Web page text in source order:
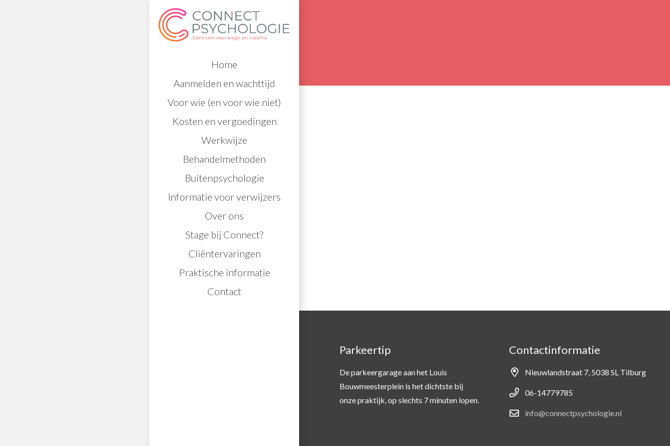
Home
Aanmelden en wachttijd
Voor wie (en voor wie niet)
Kosten en vergoedingen
Werkwijze
Behandelmethoden
Buitenpsychologie
Informatie voor verwijzers
Over ons
Stage bij Connect?
Cliëntervaringen
Praktische informatie
Contact
Parkeertip
De parkeergarage aan het Louis
Bouwmeesterplein is het dichtste bij
onze praktijk, op slechts 7 minuten lopen.
Contactinformatie
Nieuwlandstraat 7, 5038 SL Tilburg
06-14779785
info@connectpsychologie.nl